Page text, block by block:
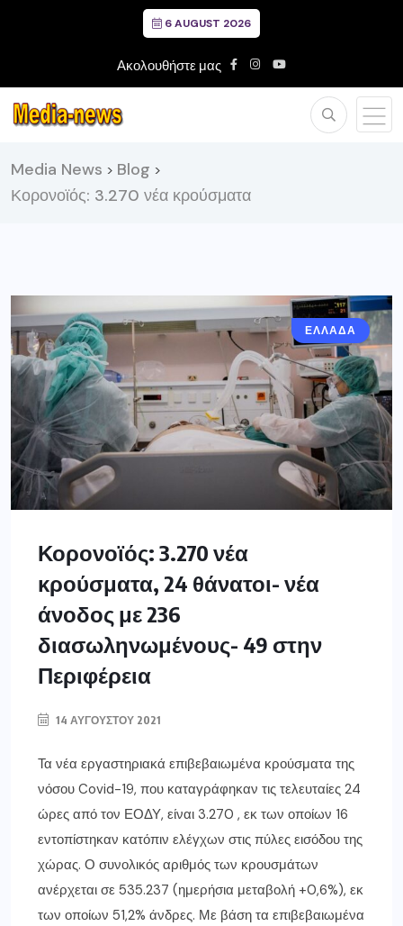
6 AUGUST 2026
Ακολουθήστε μας
Media News > Blog >
Κορονοϊός: 3.270 νέα κρούσματα
ΕΛΛΑΔΑ
Κορονοϊός: 3.270 νέα
κρούσματα, 24 θάνατοι- νέα
άνοδος με 236
διασωληνωμένους- 49 στην
Περιφέρεια
14 ΑΥΓΟΎΣΤΟΥ 2021
Τα νέα εργαστηριακά επιβεβαιωμένα κρούσματα της
νόσου Covid-19, που καταγράφηκαν τις τελευταίες 24
ώρες από τον ΕΟΔΥ, είναι 3.270 , εκ των οποίων 16
εντοπίστηκαν κατόπιν ελέγχων στις πύλες εισόδου της
χώρας. Ο συνολικός αριθμός των κρουσμάτων
ανέρχεται σε 535.237 (ημερήσια μεταβολή +0,6%), εκ
των οποίων 51,2% άνδρες. Με βάση τα επιβεβαιωμένα